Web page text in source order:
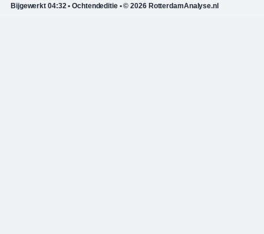
Bijgewerkt 04:32 • Ochtendeditie • © 2026 RotterdamAnalyse.nl